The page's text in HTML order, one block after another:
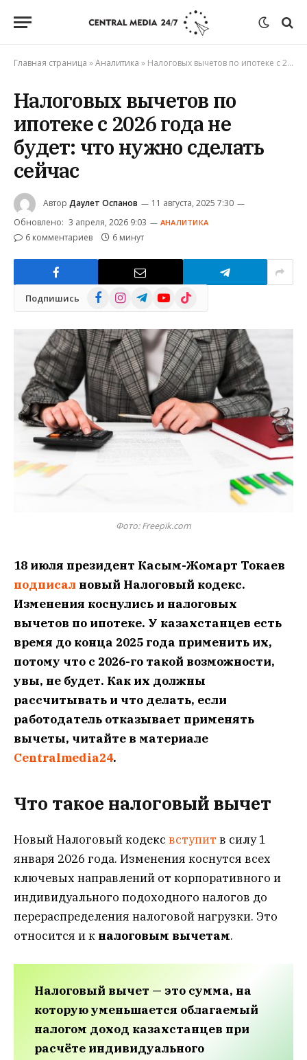
Главная страница »Аналитика » Налоговых вычетов по ипотеке с 2026 года не будет: что нужно сделать сейчас
Налоговых вычетов по
ипотеке с 2026 года не
будет: что нужно сделать
сейчас
Автор Даулет Оспанов
11 августа, 2025 7:30
Обновлено: 3 апреля, 2026 9:03 АНАЛИТИКА
6 комментариев 6 минут
Подпишись FacebookInstagramTelegramYouTube
TikTok
Фото: Freepik.com
18 июля президент Касым-Жомарт Токаев
подписал новый Налоговый кодекс.
Изменения коснулись и налоговых
вычетов по ипотеке. У казахстанцев есть
время до конца 2025 года применить их,
потому что с 2026-го такой возможности,
увы, не будет. Как их должны
рассчитывать и что делать, если
работодатель отказывает применять
вычеты, читайте в материале
Centralmedia24.
Что такое налоговый вычет
Новый Налоговый кодекс вступит в силу 1
января 2026 года. Изменения коснутся всех
ключевых направлений от корпоративного и
индивидуального подоходного налогов до
перераспределения налоговой нагрузки. Это
относится и к налоговым вычетам.
Налоговый вычет — это сумма, на
которую уменьшается облагаемый
налогом доход казахстанцев при
расчёте индивидуального